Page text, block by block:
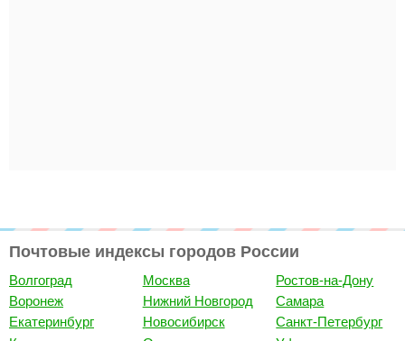
Почтовые индексы городов России
Волгоград
Воронеж
Екатеринбург
Москва
Нижний Новгород
Новосибирск
Ростов-на-Дону
Самара
Санкт-Петербург